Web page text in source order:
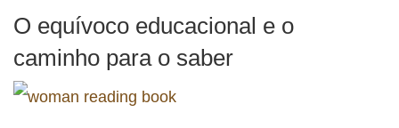
O equívoco educacional e o
caminho para o saber